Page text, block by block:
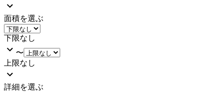
面積を選ぶ
下限なし
〜
上限なし
詳細を選ぶ